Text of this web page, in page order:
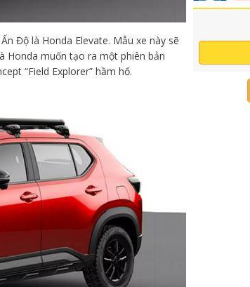
Độ là Honda Elevate. Mẫu xe này sẽ
Honda muốn tạo ra một phiên bản
“Field Explorer” hầm hố.